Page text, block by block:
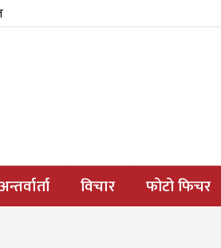
अन्तर्वार्ता विचार फोटो फिचर